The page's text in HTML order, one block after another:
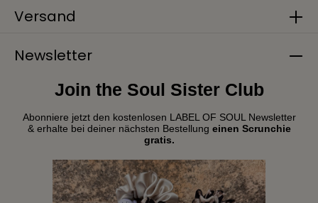
Versand
Newsletter
Join the Soul Sister Club
Abonniere jetzt den kostenlosen LABEL OF SOUL Newsletter
& erhalte bei deiner nächsten Bestellung einen Scrunchie
gratis.